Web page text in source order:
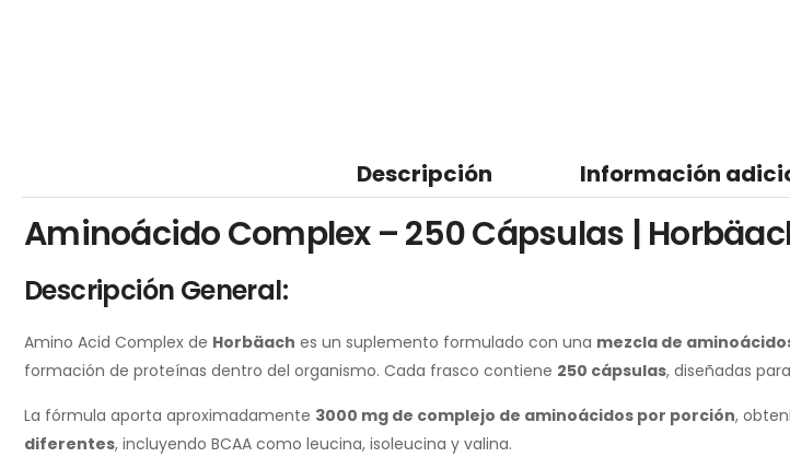
Descripción Información
Aminoácido Complex – 250 Cápsulas |
Descripción General:
Amino Acid Complex de Horbäach es un suplemento formulado con una mezcla de
formación de proteínas dentro del organismo. Cada frasco contiene 250 cápsulas, diseñadas
La fórmula aporta aproximadamente 3000 mg de complejo de aminoácidos por porción,
diferentes, incluyendo BCAA como leucina, isoleucina y valina.